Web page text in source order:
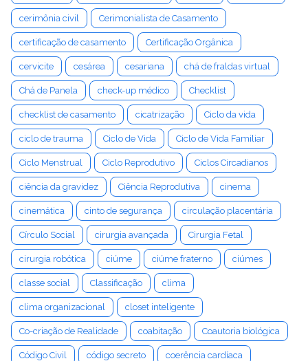
cerimônia civil Cerimonialista de Casamento
certificação de casamento Certificação Orgânica
cervicite cesárea cesariana chá de fraldas virtual
Chá de Panela check-up médico Checklist
checklist de casamento cicatrização Ciclo da vida
ciclo de trauma Ciclo de Vida Ciclo de Vida Familiar
Ciclo Menstrual Ciclo Reprodutivo Ciclos Circadianos
ciência da gravidez Ciência Reprodutiva cinema
cinemática cinto de segurança circulação placentária
Círculo Social cirurgia avançada Cirurgia Fetal
cirurgia robótica ciúme ciúme fraterno ciúmes
classe social Classificação clima
clima organizacional closet inteligente
Co-criação de Realidade coabitação Coautoria biológica
Código Civil código secreto coerência cardíaca